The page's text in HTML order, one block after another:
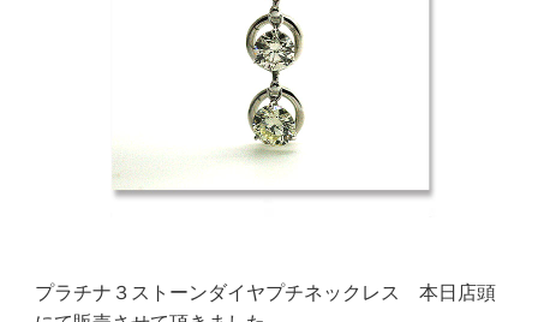
プラチナ３ストーンダイヤプチネックレス 本日店頭